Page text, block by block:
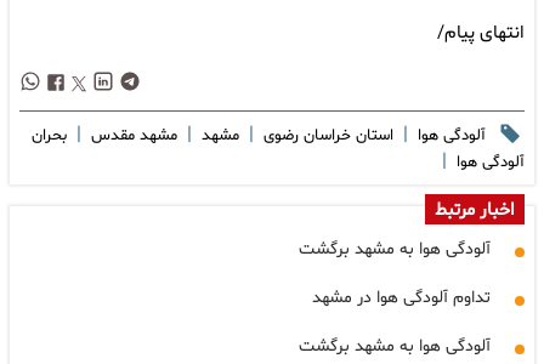
انتهای پیام/
آلودگی هوا | استان خراسان رضوی | مشهد | مشهد مقدس | بحران
آلودگی هوا |
اخبار مرتبط
آلودگی هوا به مشهد برگشت
تداوم آلودگی هوا در مشهد
آلودگی هوا به مشهد برگشت